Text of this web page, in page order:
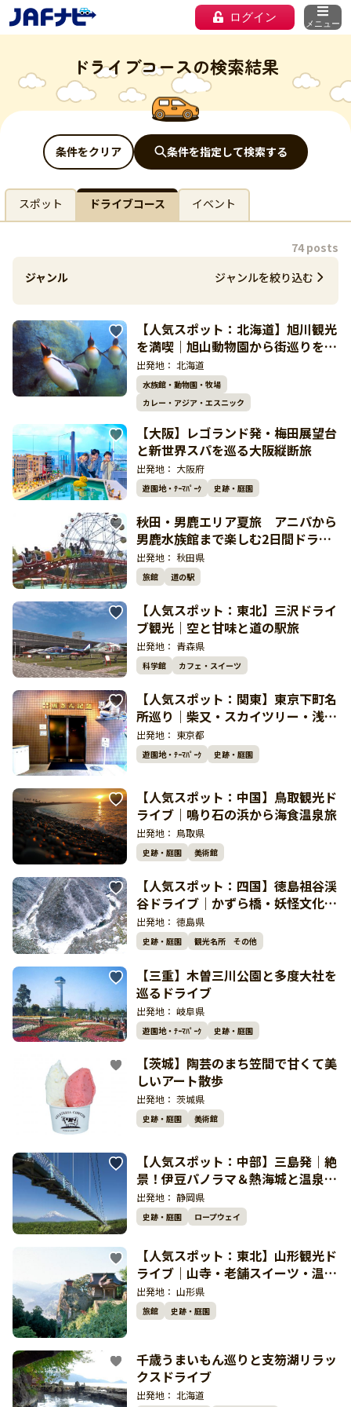
ログイン メニュー
ドライブコースの検索結果
条件をクリア 条件を指定して検索する
スポット ドライブコース イベント
ジャンル ジャンルを絞り込む
74 posts
【人気スポット：北海道】旭川観光
を満喫｜旭山動物園から街巡りを楽
しむ人気ドライブ
出発地： 北海道
水族館・動物園・牧場
カレー・アジア・エスニック
【大阪】レゴランド発・梅田展望台
と新世界スパを巡る大阪縦断旅
出発地： 大阪府
遊園地・ﾃｰﾏﾊﾟｰｸ 史跡・庭園
秋田・男鹿エリア夏旅 アニパから
男鹿水族館まで楽しむ2日間ドライ
ブ
出発地： 秋田県
旅館 道の駅
【人気スポット：東北】三沢ドライ
ブ観光｜空と甘味と道の駅旅
出発地： 青森県
科学館 カフェ・スイーツ
【人気スポット：関東】東京下町名
所巡り｜柴又・スカイツリー・浅草
で〆は温泉
出発地： 東京都
遊園地・ﾃｰﾏﾊﾟｰｸ 史跡・庭園
【人気スポット：中国】鳥取観光ド
ライブ｜鳴り石の浜から海食温泉旅
出発地： 鳥取県
史跡・庭園 美術館
【人気スポット：四国】徳島祖谷渓
谷ドライブ｜かずら橋・妖怪文化を
巡る絶景ルート
出発地： 徳島県
史跡・庭園 観光名所 その他
【三重】木曽三川公園と多度大社を
巡るドライブ
出発地： 岐阜県
遊園地・ﾃｰﾏﾊﾟｰｸ 史跡・庭園
【茨城】陶芸のまち笠間で甘くて美
しいアート散歩
出発地： 茨城県
史跡・庭園 美術館
【人気スポット：中部】三島発｜絶
景！伊豆パノラマ＆熱海城と温泉を
楽しむ人気ドライブ
出発地： 静岡県
史跡・庭園 ロープウェイ
【人気スポット：東北】山形観光ド
ライブ｜山寺・老舗スイーツ・温泉
を巡るゆったり旅
出発地： 山形県
旅館 史跡・庭園
千歳うまいもん巡りと支笏湖リラッ
クスドライブ
出発地： 北海道